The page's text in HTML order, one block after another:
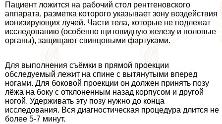
Пациент ложится на рабочий стол рентгеновского
аппарата, разметка которого указывает зону воздействия
ионизирующих лучей. Части тела, которые не подлежат
исследованию (особенно щитовидную железу и пoлoвые
органы), защищают свинцовыми фартуками.
Для выполнения съёмки в прямой проекции
обследуемый лежит на спине с вытянутыми вперед
ногами. Для боковой проекции он должен принять позу
лёжа на боку с отклоненным назад корпусом и другой
ногой. Удерживать эту позу нужно до конца
исследования. Вся диагностическая процедypa длится не
более 5-7 минут.